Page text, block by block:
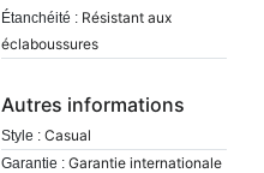
Étanchéité : Résistant aux
éclaboussures
Autres informations
Style : Casual
Garantie : Garantie internationale